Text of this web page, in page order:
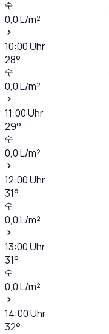
0,0L/m²
10:00Uhr
28°
0,0L/m²
11:00Uhr
29°
0,0L/m²
12:00Uhr
31°
0,0L/m²
13:00Uhr
31°
0,0L/m²
14:00Uhr
32°